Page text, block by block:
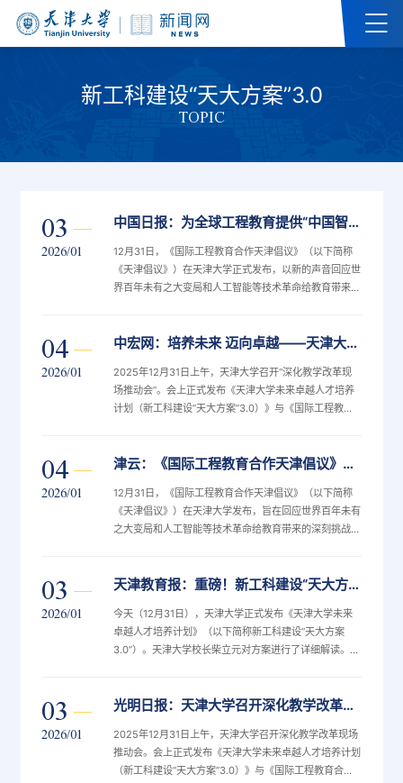
新工科建设“天大方案”3.0
TOPIC
03
2026/01
中国日报：为全球工程教育提供“中国智慧” 《国际工程教育合作天津倡议》发布
12月31日，《国际工程教育合作天津倡议》（以下简称
《天津倡议》）在天津大学正式发布，以新的声音回应世
界百年未有之大变局和人工智能等技术革命给教育带来的
和战略要素。面对时代变革，必须构建“教育培养人才—
拿大工程院院士、天津大学新工科教育中心主任顾佩华院
士强调，“我们要让学生既有专业又有专长，可以找到自
己的发展方向。” 倡议坚信，未...
04
2026/01
中宏网：培养未来 迈向卓越——天津大学召开深化教学改革现场推动会
2025年12月31日上午，天津大学召开“深化教学改革现
场推动会”。会上正式发布《天津大学未来卓越人才培养
计划（新工科建设“天大方案”3.0）》与《国际工程教育
为世界工程教育改革贡献中国智慧与解决方案。天津市委
长、中国工程院院士、全国新工科建设工作组组长柴立
元，校领导、院士专家、市属高校代表、企业代表、学校
机关部门和各学院（部）...
04
2026/01
津云：《国际工程教育合作天津倡议》发布
12月31日，《国际工程教育合作天津倡议》（以下简称
《天津倡议》）在天津大学发布，旨在回应世界百年未有
之大变局和人工智能等技术革命给教育带来的深刻挑战，
素。面对时代变革，必须构建“教育培养人才—人才支撑
教育必须以创新为引擎、以责任为基石、以协作为路径、
以人类可持续发展为目标，致力于培养具备全球胜任力的
卓越工程人才。为实现这一共同愿景，...
03
2026/01
天津教育报：重磅！新工科建设“天大方案3.0”发布，校长详解亮点！
今天（12月31日），天津大学正式发布《天津大学未来
卓越人才培养计划》（以下简称新工科建设“天大方案
3.0”）。天津大学校长柴立元对方案进行了详细解读。未
步课堂跨校互动……解读中，柴立元为大家呈现出一幅幅
心”的建设蓝图。据介绍，“天大方案3.0”践行“从未来到未
来”的人才培养理念，实施“新工科战略领军工程”，打造
新工科未来学习中心及...
03
2026/01
光明日报：天津大学召开深化教学改革现场推动会
2025年12月31日上午，天津大学召开深化教学改革现场
推动会。会上正式发布《天津大学未来卓越人才培养计划
（新工科建设“天大方案”3.0）》与《国际工程教育合作